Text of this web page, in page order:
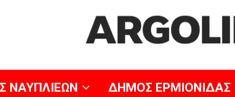
ΝΑΥΠΛΙΕΩΝ ΔΗΜΟΣ ΕΡΜΙΟΝΙΔΑΣ